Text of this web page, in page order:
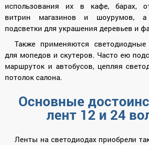
использования их в кафе, барах,
витрин магазинов и шоурумов, а
подсветки для украшения деревьев и
Также применяются
для мопедов и скутеров. Часто ею
маршруток и автобусов, цепляя
потолок салона.
Основные
лент 12 и 24
Ленты на светодиодах приобрели